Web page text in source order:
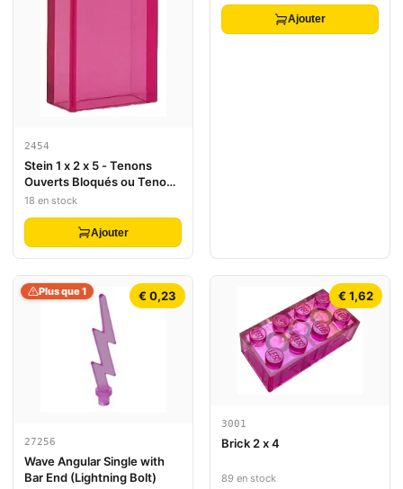
2454
Stein 1 x 2 x 5 - Tenons
Ouverts Bloqués ou Tenons
Creux
18 en stock
Ajouter
Ajouter
€ 0,23
Plus que 1
27256
Wave Angular Single with
Bar End (Lightning Bolt)
€ 1,62
3001
Brick 2 x 4
89 en stock